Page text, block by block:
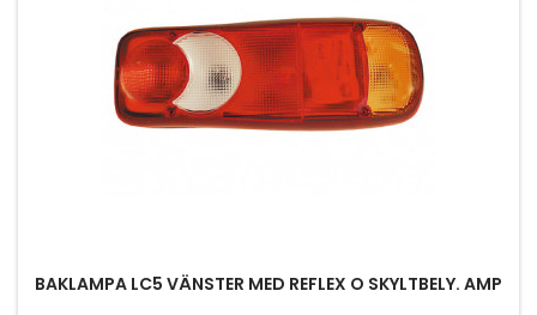
BAKLAMPA LC5 VÄNSTER MED REFLEX O SKYLTBELY. AMP